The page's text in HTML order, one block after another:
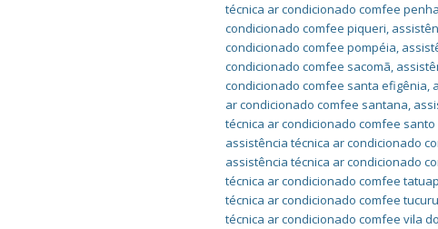
técnica ar condicionado comfee penha
condicionado comfee piqueri,
condicionado comfee pompéia,
condicionado comfee sacomã,
condicionado comfee santa efigênia,
ar condicionado comfee santana,
técnica ar condicionado comfee
assistência técnica ar condicionado
assistência técnica ar condicionado
técnica ar condicionado comfee
técnica ar condicionado comfee
técnica ar condicionado comfee vila